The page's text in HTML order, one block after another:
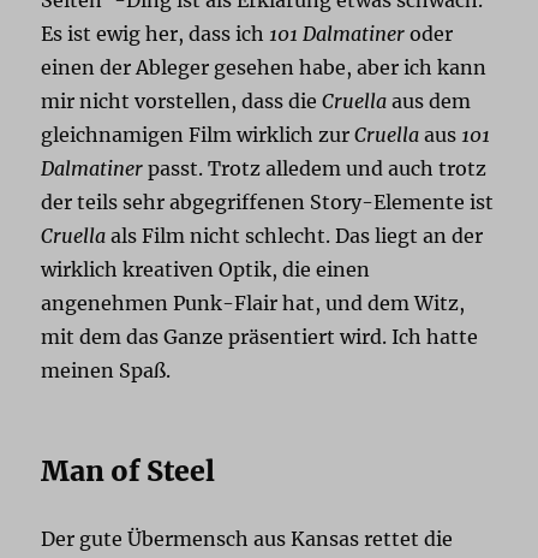
Es ist ewig her, dass ich 101 Dalmatiner oder
einen der Ableger gesehen habe, aber ich kann
mir nicht vorstellen, dass dieCruella aus dem
gleichnamigen Film wirklich zurCruella aus 101
Dalmatiner passt. Trotz alledem und auch trotz
der teils sehr abgegriffenen Story-Elemente ist
Cruella als Film nicht schlecht. Das liegt an der
wirklich kreativen Optik, die einen
angenehmen Punk-Flair hat, und dem Witz,
mit dem das Ganze präsentiert wird. Ich hatte
meinen Spaß.
Man of Steel
Der gute Übermensch aus Kansas rettet die